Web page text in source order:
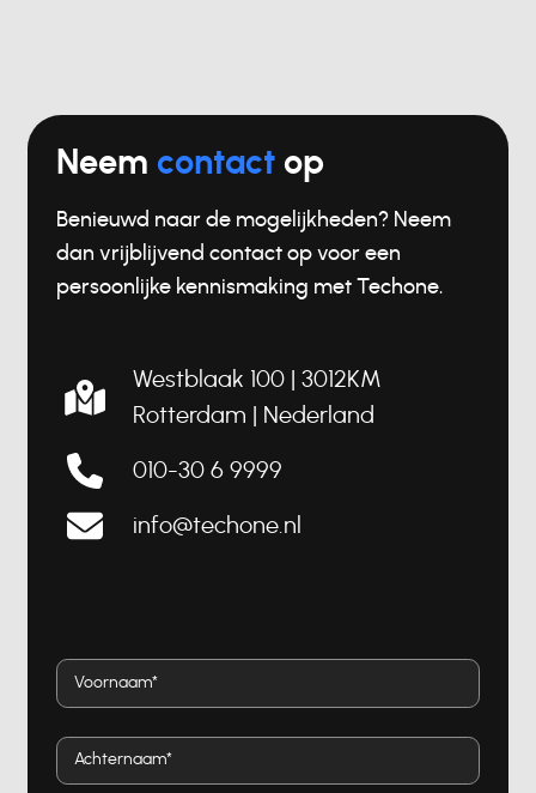
Neemcontact op
Benieuwd naar de mogelijkheden? Neem
dan vrijblijvend contact op voor een
persoonlijke kennismaking met Techone.
Westblaak 100 | 3012KM
Rotterdam | Nederland
010-30 6 9999
info@techone.nl